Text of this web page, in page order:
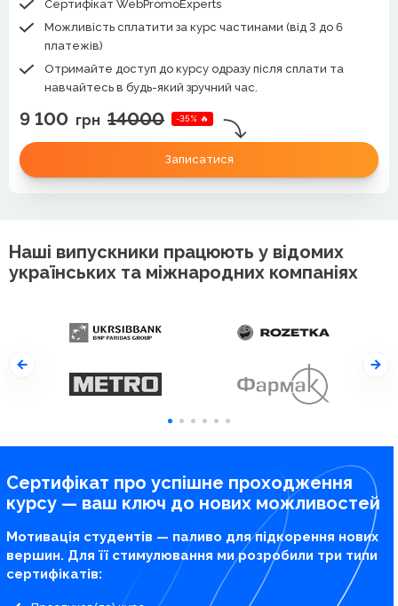
Сертифікат WebPromoExperts
Можливість сплатити за курс частинами (від 3 до 6
платежів)
Отримайте доступ до курсу одразу після сплати та
навчайтесь в будь-який зручний час.
9 100 грн 14000 -35% 🔥
Записатися
Наші випускники працюють у відомих
українських та міжнародних компаніях
Сертифікат про успішне проходження
курсу — ваш ключ до нових можливостей
Мотивація студентів — паливо для підкорення нових
вершин. Для її стимулювання ми розробили три типи
сертифікатів: